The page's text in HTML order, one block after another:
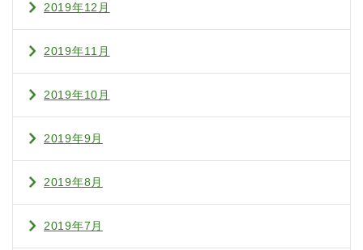
2019年12月
2019年11月
2019年10月
2019年9月
2019年8月
2019年7月